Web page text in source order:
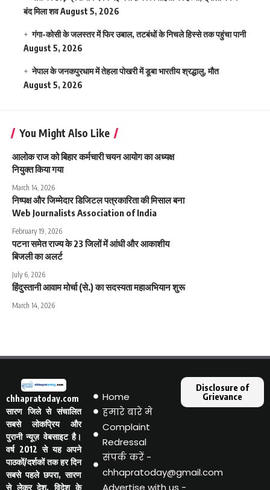
बंद मिला शवAugust 5, 2026
गंगा-कोसी के जलस्तर में फिर उबाल, तटबंधों के निचले हिस्से तक पहुंचा पानी
August 5, 2026
नेपाल के जनकपुरधाम में तेहला पोखरी में डूबा भारतीय श्रद्धालु, मौत
August 5, 2026
You Might Also Like
आलोक राज को बिहार कर्मचारी चयन आयोग का अध्यक्ष
नियुक्त किया गया
March 14, 2026
निष्पक्ष और जिम्मेदार डिजिटल पत्रकारिता की मिसाल बना
Web Journalists Association of India
February 19, 2026
पटना समेत राज्य के 23 जिलों में आंधी और आकाशीय
बिजली का अलर्ट
July 6, 2026
हिंदुस्तानी आवाम मोर्चा (से.) का सदस्यता महाअभियान शुरू
March 14, 2026
chhapratoday.com
सारण जिले से संचालित
सबसे लोकप्रिय और
पुरानी न्यूज़ वेबसाइट है।
वर्ष 2012 से यह अपने
पाठकों/दर्शकों तक हर दिन
सबसे पहले छपरा, सारण
से लेकर देश, विदेश के
Home
हमारे बारे मे
Complaint
Redressal
संपर्क करें -
chhapratoday@gmail.com
Advertise with us -
Disclosure of
Grievance